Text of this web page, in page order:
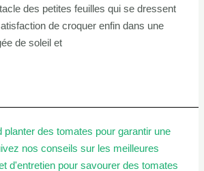
des petites feuilles qui se dressent
de croquer enfin dans une
de soleil et